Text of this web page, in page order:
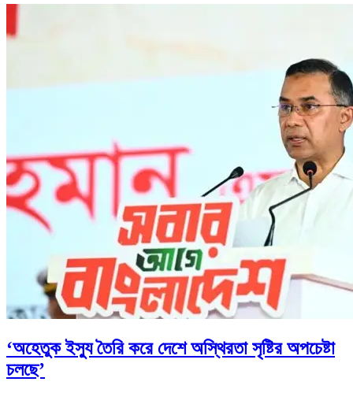
‘অহেতুক ইস্যু তৈরি করে দেশে অস্থিরতা সৃষ্টির অপচেষ্টা
চলছে’